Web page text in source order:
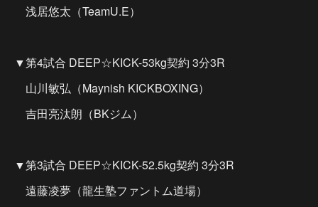
浅居悠太（TeamU.E）
▼第4試合 DEEP☆KICK-53kg契約 3分3R
山川敏弘（Maynish KICKBOXING）
吉田亮汰朗（BKジム）
▼第3試合 DEEP☆KICK-52.5kg契約 3分3R
遠藤凌夢（龍生塾ファントム道場）